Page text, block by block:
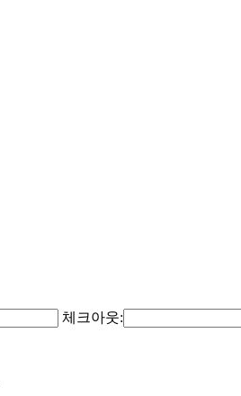
체크아웃: